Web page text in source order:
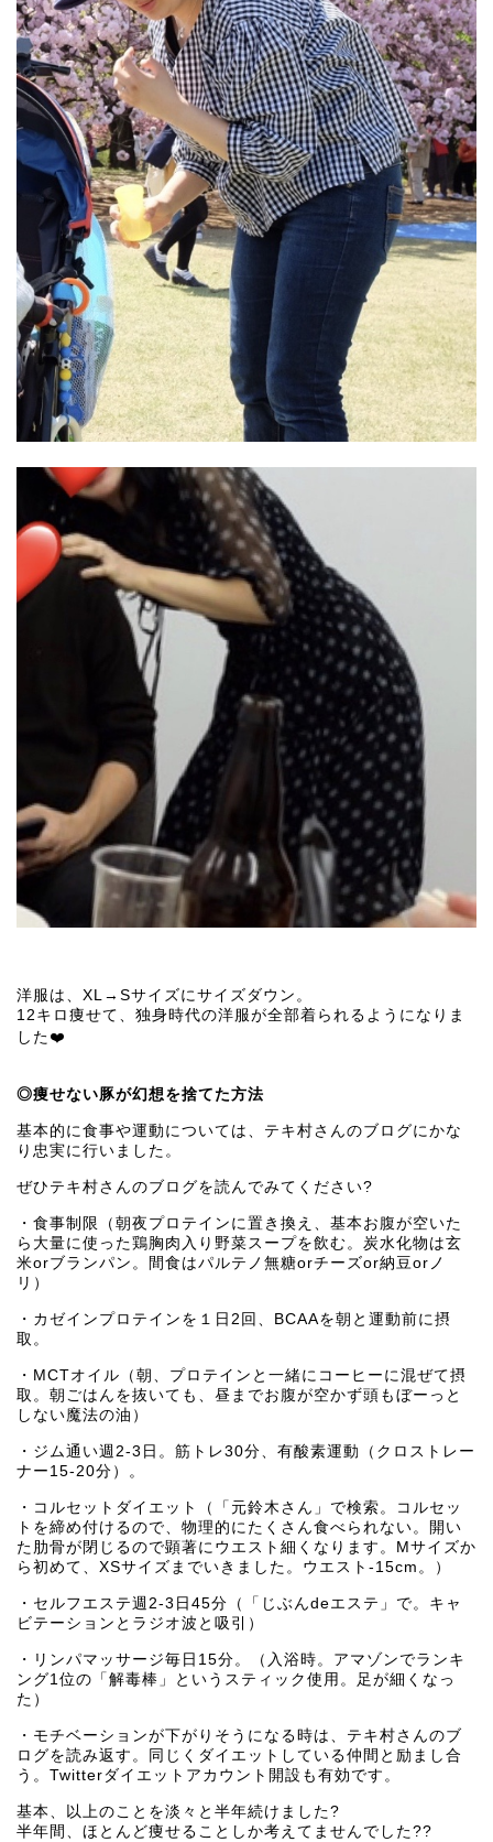
洋服は、XL→Sサイズにサイズダウン。
12キロ痩せて、独身時代の洋服が全部着られるようになりま
した❤️
◎痩せない豚が幻想を捨てた方法
基本的に食事や運動については、テキ村さんのブログにかな
り忠実に行いました。
ぜひテキ村さんのブログを読んでみてください?
・食事制限（朝夜プロテインに置き換え、基本お腹が空いた
ら大量に使った鶏胸肉入り野菜スープを飲む。炭水化物は玄
米orブランパン。間食はパルテノ無糖orチーズor納豆orノ
リ）
・カゼインプロテインを１日2回、BCAAを朝と運動前に摂
取。
・MCTオイル（朝、プロテインと一緒にコーヒーに混ぜて摂
取。朝ごはんを抜いても、昼までお腹が空かず頭もぼーっと
しない魔法の油）
・ジム通い週2-3日。筋トレ30分、有酸素運動（クロストレー
ナー15-20分）。
・コルセットダイエット（「元鈴木さん」で検索。コルセッ
トを締め付けるので、物理的にたくさん食べられない。開い
た肋骨が閉じるので顕著にウエスト細くなります。Mサイズか
ら初めて、XSサイズまでいきました。ウエスト-15cm。）
・セルフエステ週2-3日45分（「じぶんdeエステ」で。キャ
ビテーションとラジオ波と吸引）
・リンパマッサージ毎日15分。（入浴時。アマゾンでランキ
ング1位の「解毒棒」というスティック使用。足が細くなっ
た）
・モチベーションが下がりそうになる時は、テキ村さんのブ
ログを読み返す。同じくダイエットしている仲間と励まし合
う。Twitterダイエットアカウント開設も有効です。
基本、以上のことを淡々と半年続けました?
半年間、ほとんど痩せることしか考えてませんでした??